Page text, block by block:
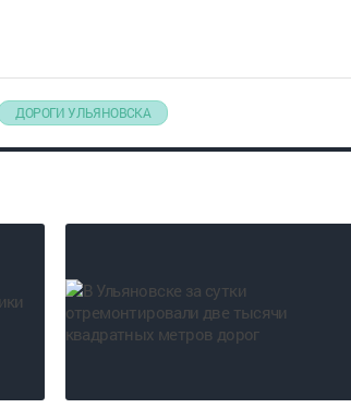
ДОРОГИ УЛЬЯНОВСКА